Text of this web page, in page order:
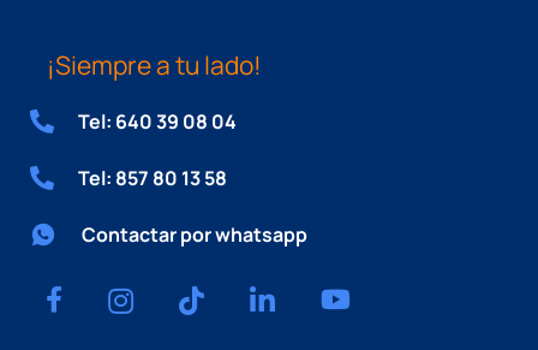
¡Siempre a tu lado!
Tel: 640 39 08 04
Tel: 857 80 13 58
Contactar por whatsapp